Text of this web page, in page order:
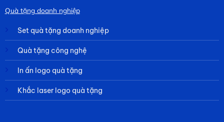
Quà tặng doanh nghiệp
Set quà tặng doanh nghiệp
Quà tặng công nghệ
In ấn logo quà tặng
Khắc laser logo quà tặng